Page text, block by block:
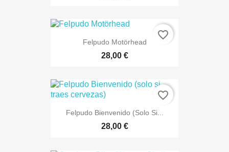
Felpudo Motörhead
28,00 €
favorite_border
Felpudo Bienvenido (solo Si...
28,00 €
favorite_border